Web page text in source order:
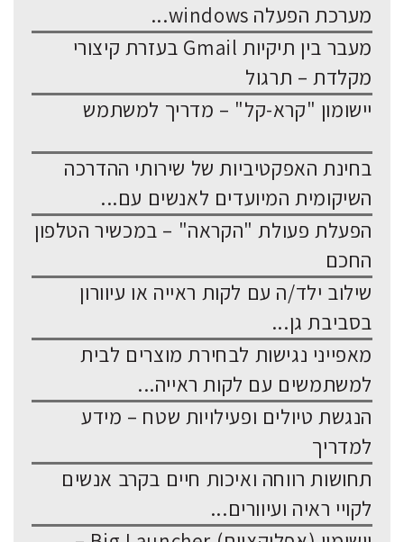
מערכת הפעלה windows...
מעבר בין תיקיות Gmail בעזרת קיצורי
מקלדת – תרגול
יישומון "קרא-קל" – מדריך למשתמש
בחינת האפקטיביות של שירותי ההדרכה
השיקומית המיועדים לאנשים עם...
הפעלת פעולת "הקראה" – במכשיר הטלפון
החכם
שילוב ילד/ה עם לקות ראייה או עיוורון
בסביבת גן...
מאפייני נגישות לבחירת מוצרים לבית
למשתמשים עם לקות ראייה...
הנגשת טיולים ופעילויות שטח – מידע
למדריך
תחושות רווחה ואיכות חיים בקרב אנשים
לקויי ראיה ועיוורים...